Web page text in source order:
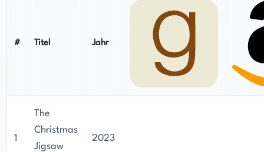
# Titel Jahr
1
The
Christmas
Jigsaw
2023